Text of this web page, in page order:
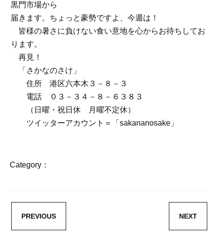
黒門市場から
届きます。ちょっと豪勢ですよ、今週は！
皆様の暑さに負けない食い意地を心からお待ちしてお
ります。
再見！
「さかなのさけ」
住所 港区六本木３－８－３
電話 ０３－３４－８－６３８３
（日曜・祝日休 月曜不定休）
ツイッターアカウント＝「sakananosake」
Category：
PREVIOUS NEXT